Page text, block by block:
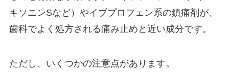
キソニンSなど）やイブプロフェン系の鎮痛剤が、
歯科でよく処方される痛み止めと近い成分です。
ただし、いくつかの注意点があります。